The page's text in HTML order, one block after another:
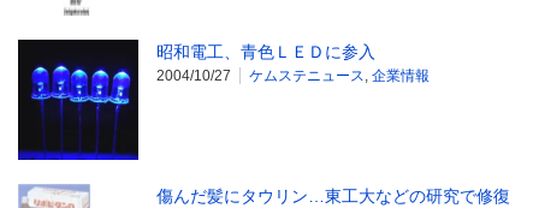
昭和電工、青色ＬＥＤに参入
2004/10/27 ケムステニュース, 企業情報
傷んだ髪にタウリン…東工大などの研究で修復